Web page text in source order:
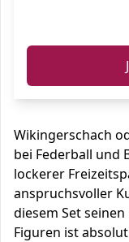
Wikingerschach
bei Federball und
lockerer
anspruchsvoller
diesem Set
Figuren ist